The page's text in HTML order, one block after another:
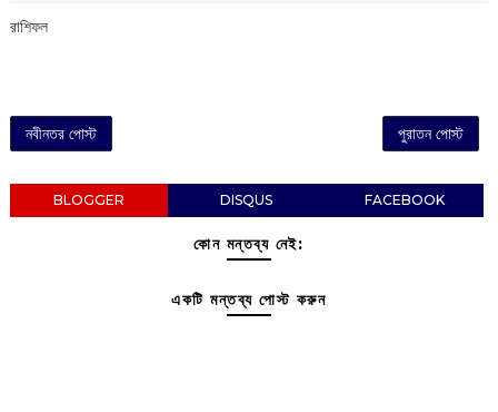
রাশিফল
নবীনতর পোস্ট পুরাতন পোস্ট
BLOGGER DISQUS FACEBOOK
কোন মন্তব্য নেই:
একটি মন্তব্য পোস্ট করুন